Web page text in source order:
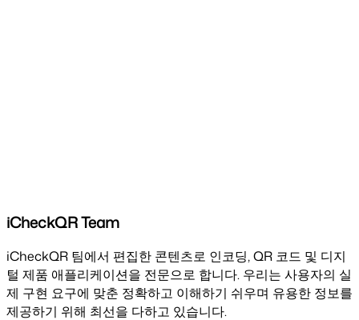
iCheckQR Team
iCheckQR 팀에서 편집한 콘텐츠로 인코딩, QR 코드 및 디지
털 제품 애플리케이션을 전문으로 합니다. 우리는 사용자의 실
제 구현 요구에 맞춘 정확하고 이해하기 쉬우며 유용한 정보를
제공하기 위해 최선을 다하고 있습니다.